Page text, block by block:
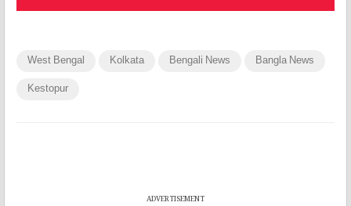
West Bengal Kolkata Bengali News Bangla News
Kestopur
ADVERTISEMENT